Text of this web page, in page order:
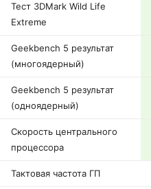
Тест 3DMark Wild Life
Extreme
Geekbench 5 результат
(многоядерный)
Geekbench 5 результат
(одноядерный)
Скорость центрального
процессора
Тактовая частота ГП